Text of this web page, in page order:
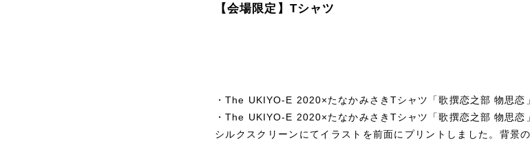
【会場限定】Tシャツ
・The UKIYO-E 2020×たなかみさきTシャツ「歌撰恋之部 物思恋
・The UKIYO-E 2020×たなかみさきTシャツ「歌撰恋之部 物思恋
シルクスクリーンにてイラストを前面にプリントしました。背景